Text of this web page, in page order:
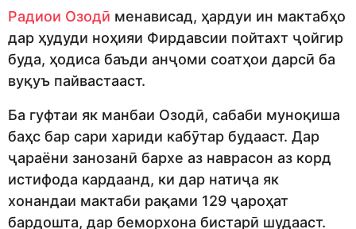
Радиои Озодӣ менависад, ҳардуи ин мактабҳо
дар ҳудуди ноҳияи Фирдавсии пойтахт ҷойгир
буда, ҳодиса баъди анҷоми соатҳои дарсӣ ба
вуқуъ пайвастааст.
Ба гуфтаи як манбаи Озодӣ, сабаби муноқиша
баҳс бар сари хариди кабӯтар будааст. Дар
ҷараёни занозанӣ бархе аз наврасон аз корд
истифода кардаанд, ки дар натиҷа як
хонандаи мактаби рақами 129 ҷароҳат
бардошта, дар беморхона бистарӣ шудааст.